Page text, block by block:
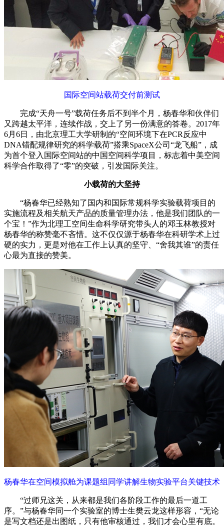
国际空间站载荷交付前测试
完成“天舟一号”载荷任务后不到半个月，杨春华和伙伴们
又跨越太平洋，连续作战，交上了另一份满意的答卷。2017年
6月6日，由北京理工大学研制的“空间环境下在PCR反应中
DNA错配规律研究的科学载荷”搭乘SpaceX公司“龙飞船”，成
为首个登入国际空间站的中国空间科学项目，标志着中美空间
科学合作取得了“零”的突破，引发国际关注。
小载荷的大坚持
“杨春华已经熟知了国内和国际常规科学实验载荷项目的
实施流程及相关航天产品的质量管理办法，他是我们团队的一
个宝！”作为北理工空间生命科学研究带头人的邓玉林教授对
杨春华的称赞毫不吝惜。这不仅仅源于杨春华在科研学术上过
硬的实力，更是对他在工作上认真的坚守、“舍我其谁”的责任
心最为直接的赞美。
杨春华在空间模拟舱为课题组同学讲解生物实验平台关键技术
“过师兄这关，从来都是我们各阶段工作的最后一道工
序。”与杨春华同一个实验室的博士生樊云龙这样形容，“无论
是写文档还是出图纸，只有他审核通过，我们才会心里有底。